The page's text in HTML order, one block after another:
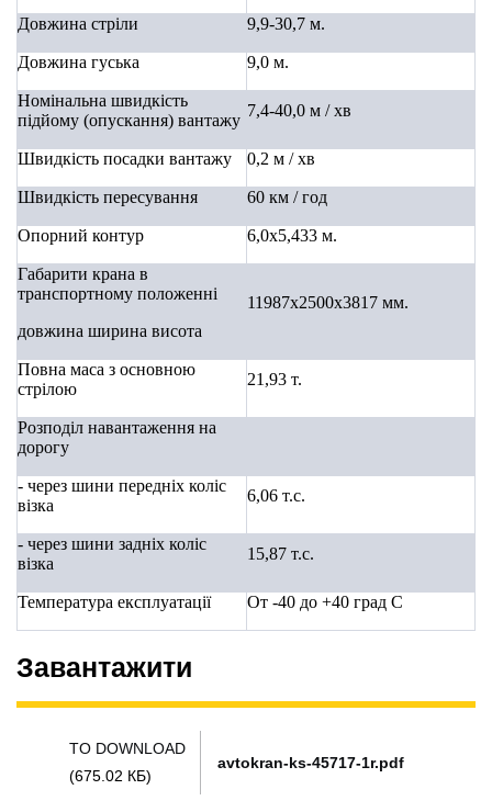
Довжина стріли 9,9-30,7 м.
Довжина гуська 9,0 м.
Номінальна швидкість
підйому (опускання) вантажу
7,4-40,0 м / хв
Швидкість посадки вантажу 0,2 м / хв
Швидкість пересування 60 км / год
Опорний контур 6,0x5,433 м.
Габарити крана в
транспортному положенні
довжина ширина висота
11987х2500х3817 мм.
Повна маса з основною
стрілою
21,93 т.
Розподіл навантаження на
дорогу
- через шини передніх коліс
візка
6,06 т.с.
- через шини задніх коліс
візка
15,87 т.с.
Температура експлуатації От -40 до +40 град С
Завантажити
TO DOWNLOAD
(675.02 КБ)
avtokran-ks-45717-1r.pdf